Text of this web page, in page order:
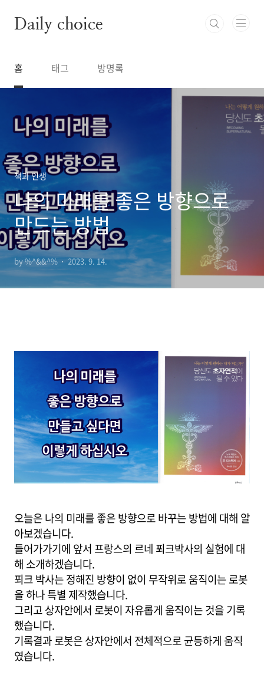
Daily choice
홈 태그 방명록
책과 인생
나의 미래를 좋은 방향으로
만드는 방법
by %^&&^% 2023. 9. 14.
오늘은 나의 미래를 좋은 방향으로 바꾸는 방법에 대해 알
아보겠습니다.
들어가가기에 앞서 프랑스의 르네 푀크박사의 실험에 대
해 소개하겠습니다.
푀크 박사는 정해진 방향이 없이 무작위로 움직이는 로봇
을 하나 특별 제작했습니다.
그리고 상자안에서 로봇이 자유롭게 움직이는 것을 기록
했습니다.
기록결과 로봇은 상자안에서 전체적으로 균등하게 움직
였습니다.